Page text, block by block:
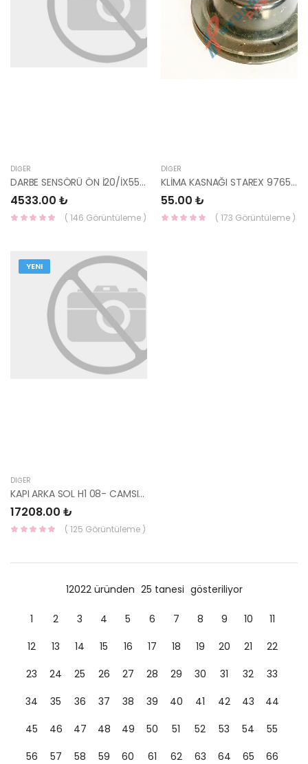
DIĞER
DARBE SENSÖRÜ ÖN İ20/İX55 95920-3T100-HMC
4533.00 ₺
( 146 Görüntüleme )
DIĞER
KLİMA KASNAĞI STAREX 97653-4A000-HMC
55.00 ₺
( 173 Görüntüleme )
YENI
DIĞER
KAPI ARKA SOL H1 08- CAMSIZ KAPALI ( TAŞIMA HATALI ) 77003-4H100-HMC
17208.00 ₺
( 125 Görüntüleme )
12022 üründen 25 tanesi gösteriliyor
1 2 3 4 5 6 7 8 9 10
11
12
13 14 15 16 17 18 19 20 21
22
23
24 25 26 27 28 29 30 31 32
33
34
35 36 37 38 39 40 41 42 43
44
45
46 47 48 49 50 51 52 53 54
55
56
57 58 59 60 61 62 63 64 65
66